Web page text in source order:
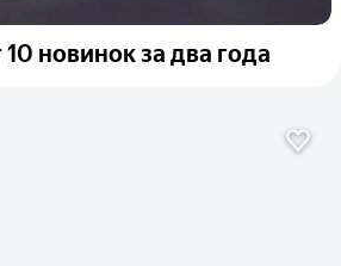
новинок за два года